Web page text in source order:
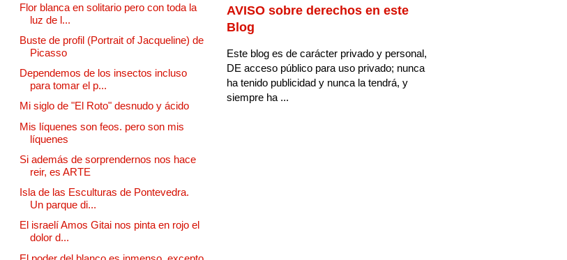
Flor blanca en solitario pero con toda la
luz de l...
Buste de profil (Portrait of Jacqueline) de
Picasso
Dependemos de los insectos incluso
para tomar el p...
Mi siglo de "El Roto" desnudo y ácido
Mis líquenes son feos. pero son mis
líquenes
Si además de sorprendernos nos hace
reir, es ARTE
Isla de las Esculturas de Pontevedra.
Un parque di...
El israelí Amos Gitai nos pinta en rojo el
dolor d...
AVISO sobre derechos en este
Blog
Este blog es de carácter privado y personal,
DE acceso público para uso privado; nunca
ha tenido publicidad y nunca la tendrá, y
siempre ha ...